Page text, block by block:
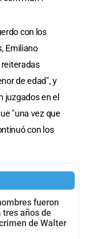
con los
Emiliano
reiteradas
de edad", y
juzgados en el
"una vez que
con los
fueron
tres años de
de Walter